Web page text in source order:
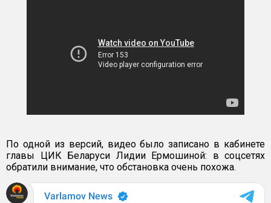
По одной из версий, видео было записано в кабинете
главы ЦИК Беларуси Лидии Ермошиной: в соцсетях
обратили внимание, что обстановка очень похожа.